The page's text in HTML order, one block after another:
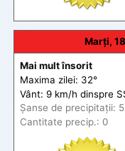
Marți,
Mai mult însorit
Maxima zilei: 32°
Vânt: 9 km/h dinspre
Șanse de precipitații:
Cantitate precip.: 0